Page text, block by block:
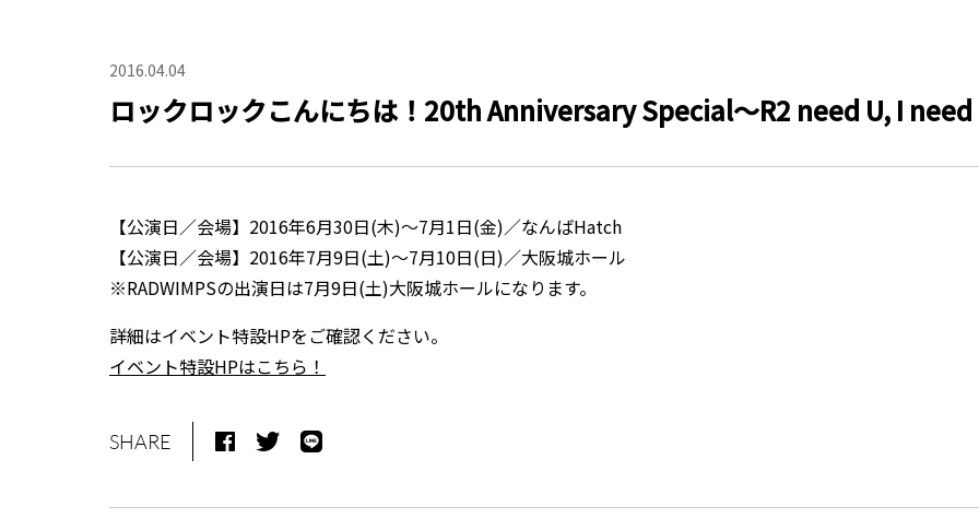
2016.04.04
ロックロックこんにちは！20th Anniversary Special～R2 need U, I need
【公演日／会場】2016年6月30日(木)～7月1日(金)／なんばHatch
【公演日／会場】2016年7月9日(土)～7月10日(日)／大阪城ホール
※RADWIMPSの出演日は7月9日(土)大阪城ホールになります。
詳細はイベント特設HPをご確認ください。
イベント特設HPはこちら！
SHARE